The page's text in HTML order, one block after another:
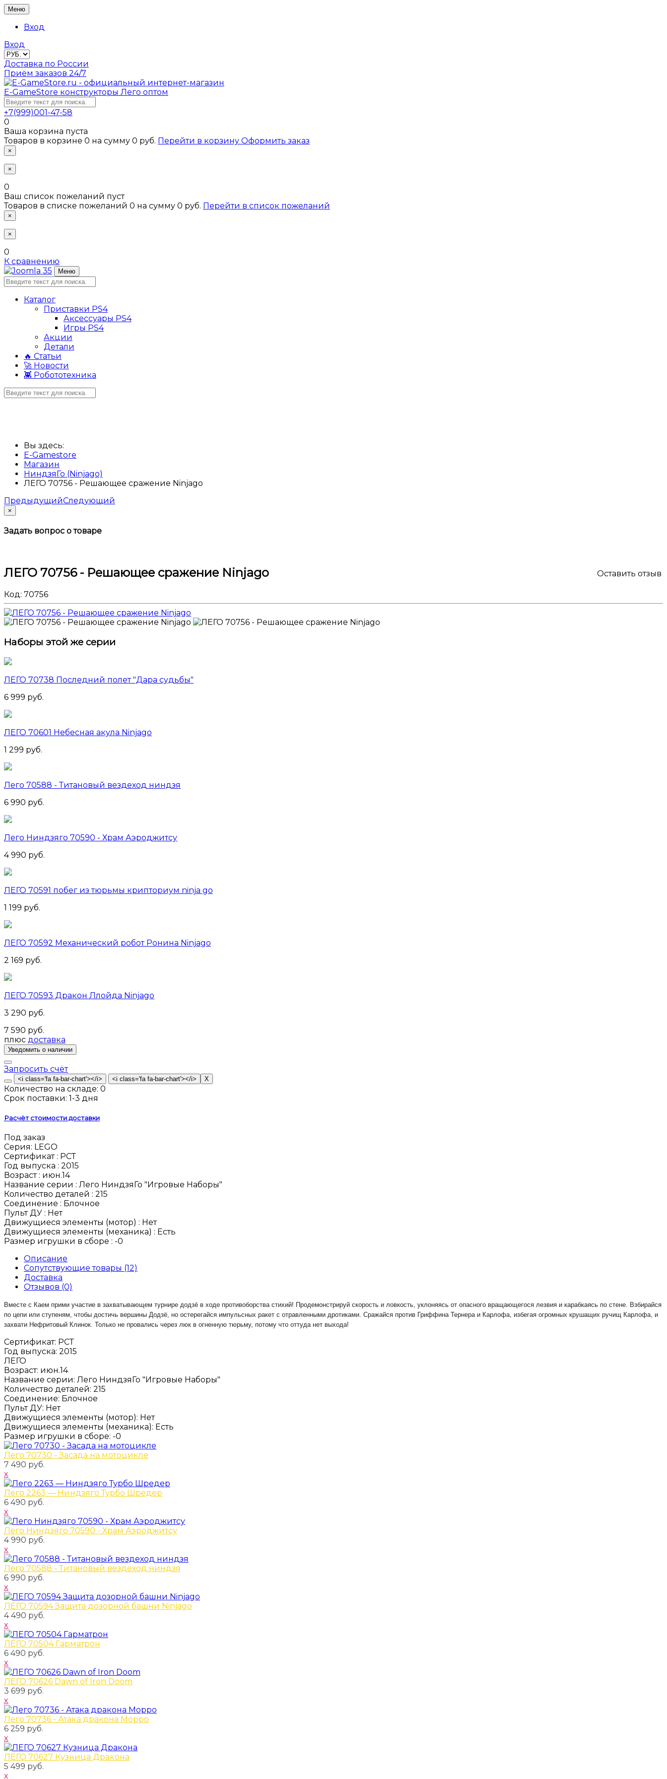
Меню
Вход
Вход
Доставка по России
Приём заказов 24/7
E-GameStore конструкторы Лего оптом
+7(999)001-47-58
0
Ваша корзина пуста
Товаров в корзине 0 на сумму 0 руб. Перейти в корзину Оформить заказ
×
×
0
Ваш список пожеланий пуст
Товаров в списке пожеланий 0 на сумму 0 руб. Перейти в список пожеланий
×
×
0
К сравнению
Меню
Каталог
Приставки PS4
Аксессуары PS4
Игры PS4
Акции
Детали
🔥 Статьи
🚀 Новости
👾 Робототехника
Вы здесь:
E-Gamestore
Магазин
НиндзяГо (Ninjago)
ЛЕГО 70756 - Решающее сражение Ninjago
ПредыдущийСледующий
×
Задать вопрос о товаре
Оставить отзыв
ЛЕГО 70756 - Решающее сражение Ninjago
Код: 70756
Наборы этой же серии
ЛЕГО 70738 Последний полет "Дара судьбы"
6 999 руб.
ЛЕГО 70601 Небесная акула Ninjago
1 299 руб.
Лего 70588 - Титановый вездеход ниндзя
6 990 руб.
Лего Ниндзяго 70590 - Храм Аэроджитсу
4 990 руб.
ЛЕГО 70591 побег из тюрьмы крипториум ninja go
1 199 руб.
ЛЕГО 70592 Механический робот Ронина Ninjago
2 169 руб.
ЛЕГО 70593 Дракон Ллойда Ninjago
3 290 руб.
7 590 руб.
плюс доставка
Запросить счёт
Количество на складе: 0
Срок поставки: 1-3 дня
Расчёт стоимости доставки
Под заказ
Серия: LEGO
Сертификат : РСТ
Год выпуска : 2015
Возраст : июн.14
Название серии : Лего НиндзяГо "Игровые Наборы"
Количество деталей : 215
Соединение : Блочное
Пульт ДУ : Нет
Движущиеся элементы (мотор) : Нет
Движущиеся элементы (механика) : Есть
Размер игрушки в сборе : -0
Описание
Сопутствующие товары (12)
Доставка
Отзывов (0)
Вместе с Каем прими участие в захватывающем турнире додзё в ходе противоборства стихий! Продемонстрируй скорость и ловкость, уклоняясь от опасного вращающегося лезвия и карабкаясь по стене. Взбирайся
по цепи или ступеням, чтобы достичь вершины Додзё, но остерегайся импульсных ракет с отравленными дротиками. Сражайся против Гриффина Тернера и Карлофа, избегая огромных крушащих ручищ Карлофа, и
захвати Нефритовый Клинок. Только не провались через люк в огненную тюрьму, потому что оттуда нет выхода!
Сертификат: РСТ
Год выпуска: 2015
ЛЕГО
Возраст: июн.14
Название серии: Лего НиндзяГо "Игровые Наборы"
Количество деталей: 215
Соединение: Блочное
Пульт ДУ: Нет
Движущиеся элементы (мотор): Нет
Движущиеся элементы (механика): Есть
Размер игрушки в сборе: -0
Лего 70730 - Засада на мотоцикле
7 490 руб.
x
Лего 2263 — Ниндзяго Турбо Шредер
6 490 руб.
x
Лего Ниндзяго 70590 - Храм Аэроджитсу
4 990 руб.
x
Лего 70588 - Титановый вездеход ниндзя
6 990 руб.
x
ЛЕГО 70594 Защита дозорной башни Ninjago
4 490 руб.
x
ЛЕГО 70504 Гарматрон
6 490 руб.
x
ЛЕГО 70626 Dawn of Iron Doom
3 699 руб.
x
Лего 70736 - Атака дракона Морро
6 259 руб.
x
ЛЕГО 70627 Кузница Дракона
5 499 руб.
x